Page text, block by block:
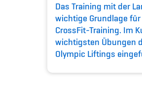
Das Training mit der
wichtige Grundlage
CrossFit-Training. Im
wichtigsten Übungen
Olympic Liftings